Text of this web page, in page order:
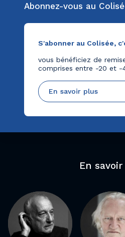
Abonnez-vous au
S'abonner au Colisée,
vous bénéficiez de
comprises entre -20 et -
En savoir plus
En